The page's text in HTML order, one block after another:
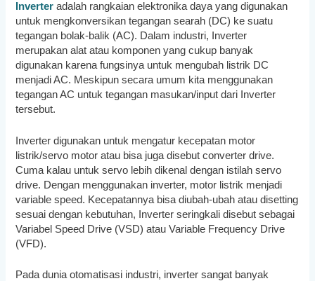
Inverter adalah rangkaian elektronika daya yang digunakan
untuk mengkonversikan tegangan searah (DC) ke suatu
tegangan bolak-balik (AC). Dalam industri, Inverter
merupakan alat atau komponen yang cukup banyak
digunakan karena fungsinya untuk mengubah listrik DC
menjadi AC. Meskipun secara umum kita menggunakan
tegangan AC untuk tegangan masukan/input dari Inverter
tersebut.
Inverter digunakan untuk mengatur kecepatan motor
listrik/servo motor atau bisa juga disebut converter drive.
Cuma kalau untuk servo lebih dikenal dengan istilah servo
drive. Dengan menggunakan inverter, motor listrik menjadi
variable speed. Kecepatannya bisa diubah-ubah atau disetting
sesuai dengan kebutuhan, Inverter seringkali disebut sebagai
Variabel Speed Drive (VSD) atau Variable Frequency Drive
(VFD).
Pada dunia otomatisasi industri, inverter sangat banyak